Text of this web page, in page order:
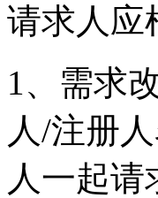
请求人
1、需求
人/注册
人一起